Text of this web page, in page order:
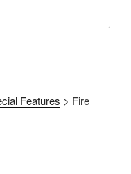
Features > Fire